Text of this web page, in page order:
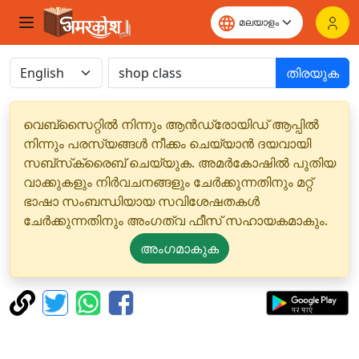
തിരയുക
വെബ്‌സൈറ്റിൽ നിന്നും ആൻഡ്രോയിഡ് ആപ്പിൽ
നിന്നും പരസ്യങ്ങൾ നീക്കം ചെയ്യാൻ ദയവായി
സബ്‌സ്‌ക്രൈബ് ചെയ്യുക. അമർകോഷിൽ പുതിയ
വാക്കുകളും നിർവചനങ്ങളും ചേർക്കുന്നതിനും മറ്റ്
ഭാഷാ സംബന്ധിയായ സവിശേഷതകൾ
ചേർക്കുന്നതിനും അംഗത്വ ഫീസ് സഹായകമാകും.
അംഗമാകുക